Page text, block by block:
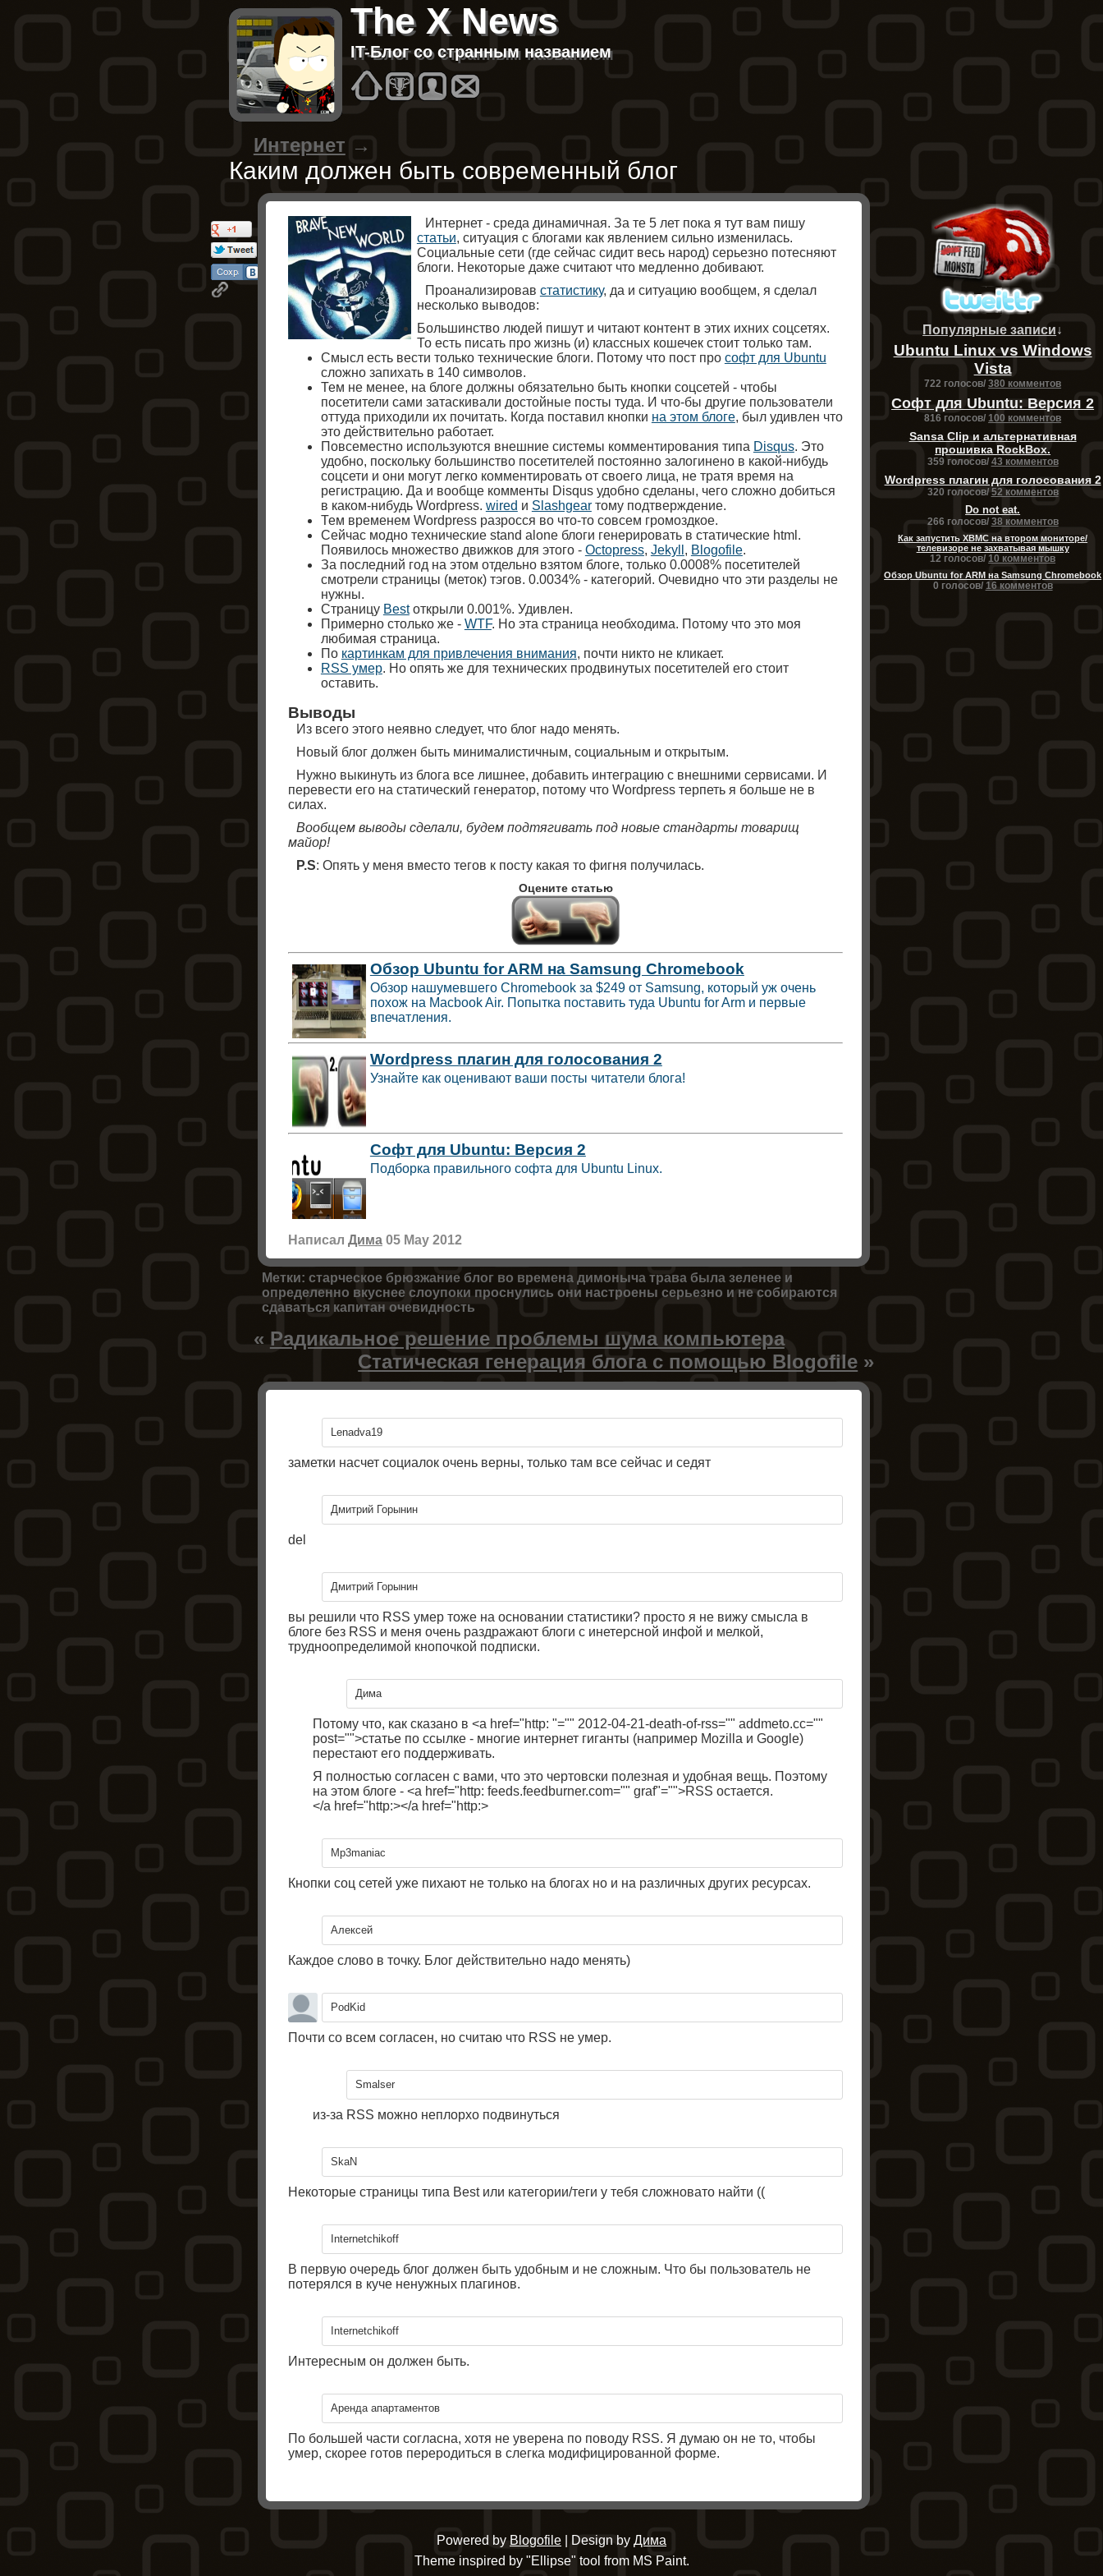
The X News
IT-Блог со странным названием
Homes
BestAbout
Интернет →
Каким должен быть современный блог
Интернет - среда динамичная. За те 5 лет пока я тут вам пишу
статьи, ситуация с блогами как явлением сильно изменилась.
Социальные сети (где сейчас сидит весь народ) серьезно потесняют
блоги. Некоторые даже считают что медленно добивают.
Проанализировав статистику, да и ситуацию вообщем, я сделал
несколько выводов:
Большинство людей пишут и читают контент в этих ихних соцсетях.
То есть писать про жизнь (и) классных кошечек стоит только там.
Смысл есть вести только технические блоги. Потому что пост про софт для Ubuntu
сложно запихать в 140 символов.
Тем не менее, на блоге должны обязательно быть кнопки соцсетей - чтобы
посетители сами затаскивали достойные посты туда. И что-бы другие пользователи
оттуда приходили их почитать. Когда поставил кнопки на этом блоге, был удивлен что
это действительно работает.
Повсеместно используются внешние системы комментирования типа Disqus. Это
удобно, поскольку большинство посетителей постоянно залогинено в какой-нибудь
соцсети и они могут легко комментировать от своего лица, не тратя время на
регистрацию. Да и вообще комменты Disqus удобно сделаны, чего сложно добиться
в каком-нибудь Wordpress. wired и Slashgearтому подтверждение.
Тем временем Wordpress разросся во что-то совсем громоздкое.
Сейчас модно технические stand alone блоги генерировать в статические html.
Появилось множество движков для этого - Octopress, Jekyll , Blogofile.
За последний год на этом отдельно взятом блоге, только 0.0008% посетителей
смотрели страницы (меток) тэгов. 0.0034% - категорий. Очевидно что эти разделы не
нужны.
Страницу Bestоткрыли 0.001%. Удивлен.
Примерно столько же - WTF. Но эта страница необходима. Потому что это моя
любимая страница.
По картинкам для привлечения внимания, почти никто не кликает.
RSS умер. Но опять же для технических продвинутых посетителей его стоит
оставить.
Выводы
Из всего этого неявно следует, что блог надо менять.
Новый блог должен быть минималистичным, социальным и открытым.
Нужно выкинуть из блога все лишнее, добавить интеграцию с внешними сервисами. И
перевести его на статический генератор, потому что Wordpress терпеть я больше не в
силах.
Вообщем выводы сделали, будем подтягивать под новые стандарты товарищ
майор!
P.S: Опять у меня вместо тегов к посту какая то фигня получилась.
Оцените статью
Обзор Ubuntu for ARM на Samsung Chromebook
Обзор нашумевшего Chromebook за $249 от Samsung, который уж очень
похож на Macbook Air. Попытка поставить туда Ubuntu for Arm и первые
впечатления.
Wordpress плагин для голосования 2
Узнайте как оценивают ваши посты читатели блога!
Софт для Ubuntu: Версия 2
Подборка правильного софта для Ubuntu Linux.
Написал Дима05 May 2012
Метки: старческое брюзжание блог во времена димоныча трава была зеленее и
определенно вкуснее слоупоки проснулись они настроены серьезно и не собираются
сдаваться капитан очевидность
« Радикальное решение проблемы шума компьютера
Статическая генерация блога с помощью Blogofile »
Lenadva19
заметки насчет социалок очень верны, только там все сейчас и седят
Дмитрий Горынин
del
Дмитрий Горынин
вы решили что RSS умер тоже на основании статистики? просто я не вижу смысла в
блоге без RSS и меня очень раздражают блоги с инетерсной инфой и мелкой,
трудноопределимой кнопочкой подписки.
Дима
Потому что, как сказано в <a href="http: "="" 2012-04-21-death-of-rss="" addmeto.cc=""
post="">статье по ссылке - многие интернет гиганты (например Mozilla и Google)
перестают его поддерживать.
Я полностью согласен с вами, что это чертовски полезная и удобная вещь. Поэтому
на этом блоге - <a href="http: feeds.feedburner.com="" graf"="">RSS остается.
</a href="http:></a href="http:>
Mp3maniac
Кнопки соц сетей уже пихают не только на блогах но и на различных других ресурсах.
Алексей
Каждое слово в точку. Блог действительно надо менять)
PodKid
Почти со всем согласен, но считаю что RSS не умер.
Smalser
из-за RSS можно неплорхо подвинуться
SkaN
Некоторые страницы типа Best или категории/теги у тебя сложновато найти ((
Internetchikoff
В первую очередь блог должен быть удобным и не сложным. Что бы пользователь не
потерялся в куче ненужных плагинов.
Internetchikoff
Интересным он должен быть.
Аренда апартаментов
По большей части согласна, хотя не уверена по поводу RSS. Я думаю он не то, чтобы
умер, скорее готов переродиться в слегка модифицированной форме.
Популярные записи↓
Ubuntu Linux vs Windows
Vista
722 голосов/380 комментов
Софт для Ubuntu: Версия 2
816 голосов/100 комментов
Sansa Clip и альтернативная
прошивка RockBox.
359 голосов/ 43 комментов
Wordpress плагин для голосования 2
320 голосов/52 комментов
Do not eat.
266 голосов/ 38 комментов
Как запустить XBMC на втором мониторе/
телевизоре не захватывая мышку
12 голосов/10 комментов
Обзор Ubuntu for ARM на Samsung Chromebook
0 голосов/ 16 комментов
Powered by Blogofile | Design by Дима
Theme inspired by "Ellipse" tool from MS Paint.